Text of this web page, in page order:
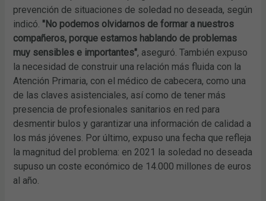
prevención de situaciones de soledad no deseada, según
indicó. "No podemos olvidarnos de formar a nuestros
compañeros, porque estamos hablando de problemas
muy sensibles e importantes", aseguró. También expuso
la necesidad de construir una relación más fluida con la
Atención Primaria, con el médico de cabecera, como una
de las claves asistenciales, así como de tener más
presencia de profesionales sanitarios en red para
desmentir bulos y garantizar una información de calidad a
los más jóvenes. Por último, expuso una fecha que refleja
la magnitud del problema: en 2021 la soledad no deseada
supuso un coste económico de 14.000 millones de euros
al año.